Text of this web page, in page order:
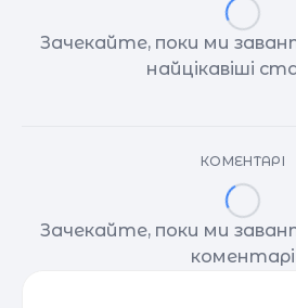
Зачекайте, поки ми
найцікавіші
КОМЕНТАРІ
Зачекайте, поки ми
коментарі